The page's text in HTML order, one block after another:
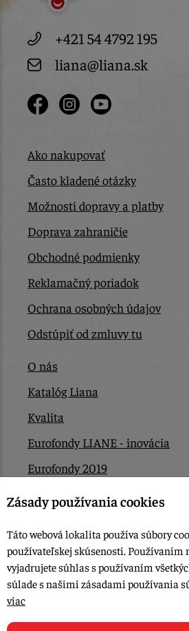
+421 54 4792 195
liana@liana.sk
Ako nakupovať
Často kladené otázky
Možnosti dopravy a platby
Doprava zahraničie
Obchodné podmienky
Reklamačný poriadok
Ochrana osobných údajov
Odstúpiť od zmluvy tu
O nás
Katalóg Liana
Kvalita
Eurofondy LIANE - inovácia
Eurofondy 2019
Eurofondy 2022/2023
Kontakt
© 2015-2026, LIANA GOLIAŠ s.r.o. všetky
Upraviť nastavenia Cookies
Zásady používania cookies
Táto webová lokalita používa súbory
používateľskej skúsenosti. Používaním
vyjadrujete súhlas s používaním
súlade s našimi zásadami používania
viac